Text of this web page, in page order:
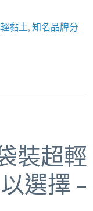
黏土, 知名品牌分
裝超輕
選擇 –